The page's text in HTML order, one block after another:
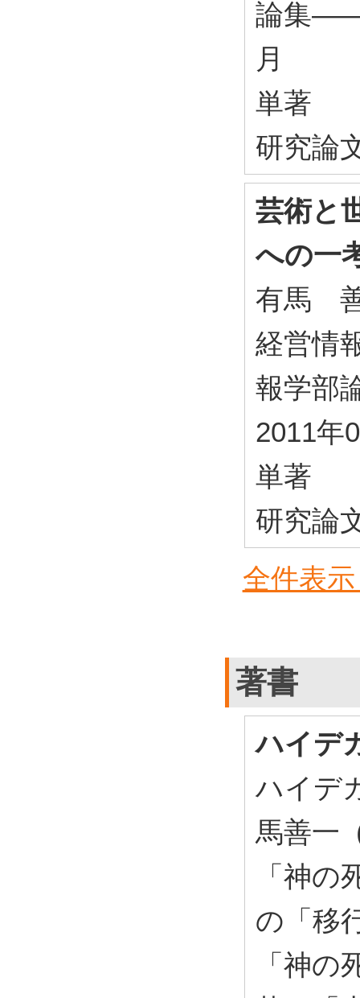
論集
月
単著
研究論
芸術と
への一
有馬
経営情
報学部
2011年
単著
研究論
全件表
著書
ハイデ
ハイデ
馬善一
「神
の「移
「神